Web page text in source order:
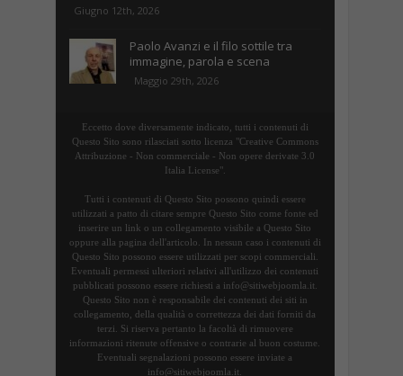
Giugno 12th, 2026
Paolo Avanzi e il filo sottile tra
immagine, parola e scena
Maggio 29th, 2026
Eccetto dove diversamente indicato, tutti i contenuti di
Questo Sito sono rilasciati sotto licenza "Creative Commons
Attribuzione - Non commerciale - Non opere derivate 3.0
Italia License".
Tutti i contenuti di Questo Sito possono quindi essere
utilizzati a patto di citare sempre Questo Sito come fonte ed
inserire un link o un collegamento visibile a Questo Sito
oppure alla pagina dell'articolo. In nessun caso i contenuti di
Questo Sito possono essere utilizzati per scopi commerciali.
Eventuali permessi ulteriori relativi all'utilizzo dei contenuti
pubblicati possono essere richiesti a info@sitiwebjoomla.it.
Questo Sito non è responsabile dei contenuti dei siti in
collegamento, della qualità o correttezza dei dati forniti da
terzi. Si riserva pertanto la facoltà di rimuovere
informazioni ritenute offensive o contrarie al buon costume.
Eventuali segnalazioni possono essere inviate a
info@sitiwebjoomla.it.